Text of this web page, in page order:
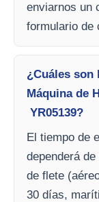
enviarnos un
formulario de
¿Cuáles son
Máquina de
YR05139?
El tiempo de
dependerá
de flete
30 días,